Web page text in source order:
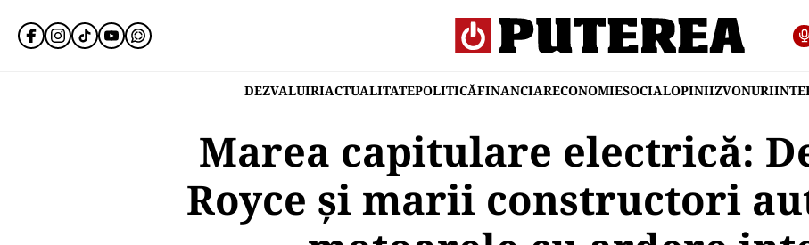
DEZVALUIRIACTUALITATEPOLITICĂFINANCIARECONOMIESOCIALOPINIIZVONURI
Marea capitulare electrică:
Royce și marii constructori